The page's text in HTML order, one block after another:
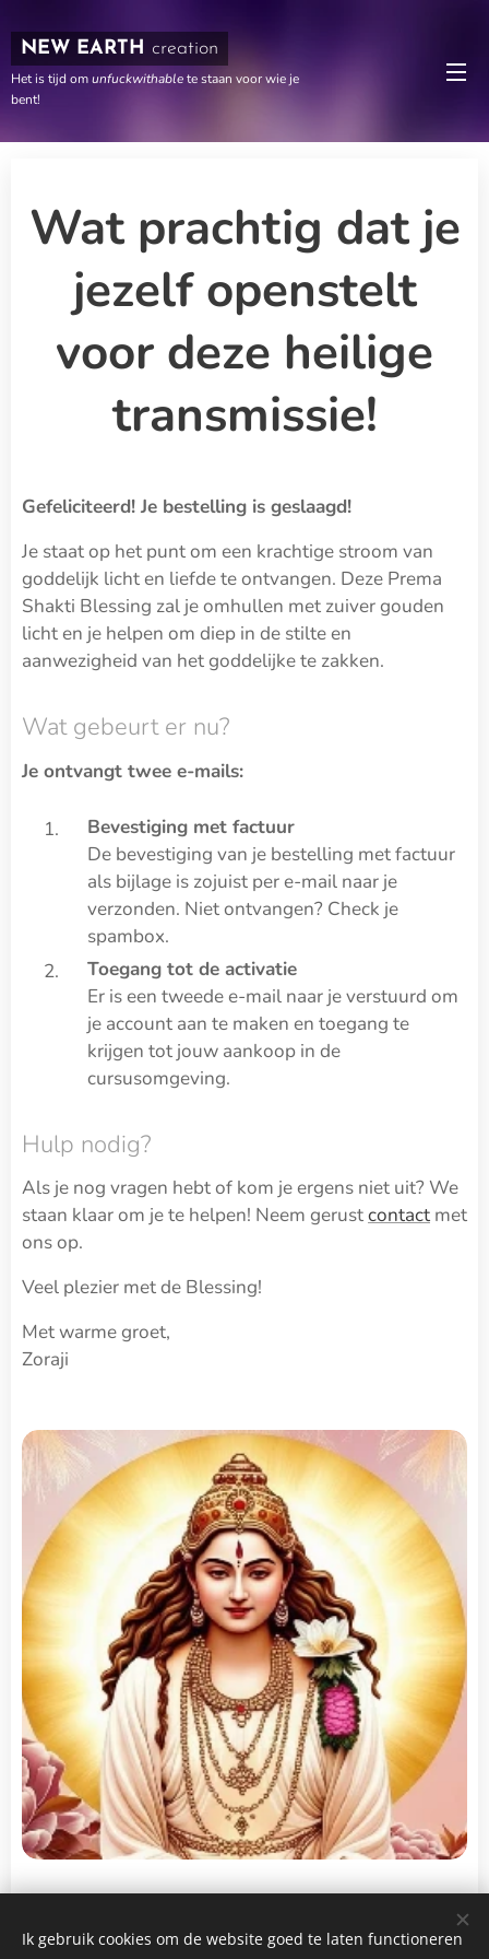
NEW EARTH creation
Het is tijd omunfuckwithablete staan voor wie je
bent!
Wat prachtig dat je
jezelf openstelt
voor deze heilige
transmissie!
Gefeliciteerd! Je bestelling is geslaagd!
Je staat op het punt om een krachtige stroom van
goddelijk licht en liefde te ontvangen. Deze Prema
Shakti Blessing zal je omhullen met zuiver gouden
licht en je helpen om diep in de stilte en
aanwezigheid van het goddelijke te zakken.
Wat gebeurt er nu?
Je ontvangt twee e-mails:
Bevestiging met factuur
De bevestiging van je bestelling met factuur
als bijlage is zojuist per e-mail naar je
verzonden. Niet ontvangen? Check je
spambox.
Toegang tot de activatie
Er is een tweede e-mail naar je verstuurd om
je account aan te maken en toegang te
krijgen tot jouw aankoop in de
cursusomgeving.
Hulp nodig?
Als je nog vragen hebt of kom je ergens niet uit? We
staan klaar om je te helpen! Neem gerustcontact met
ons op.
Veel plezier met de Blessing! ❤️‍🔥
Met warme groet,
Zoraji 🌺
Ik gebruik cookies om de website goed te laten functioneren